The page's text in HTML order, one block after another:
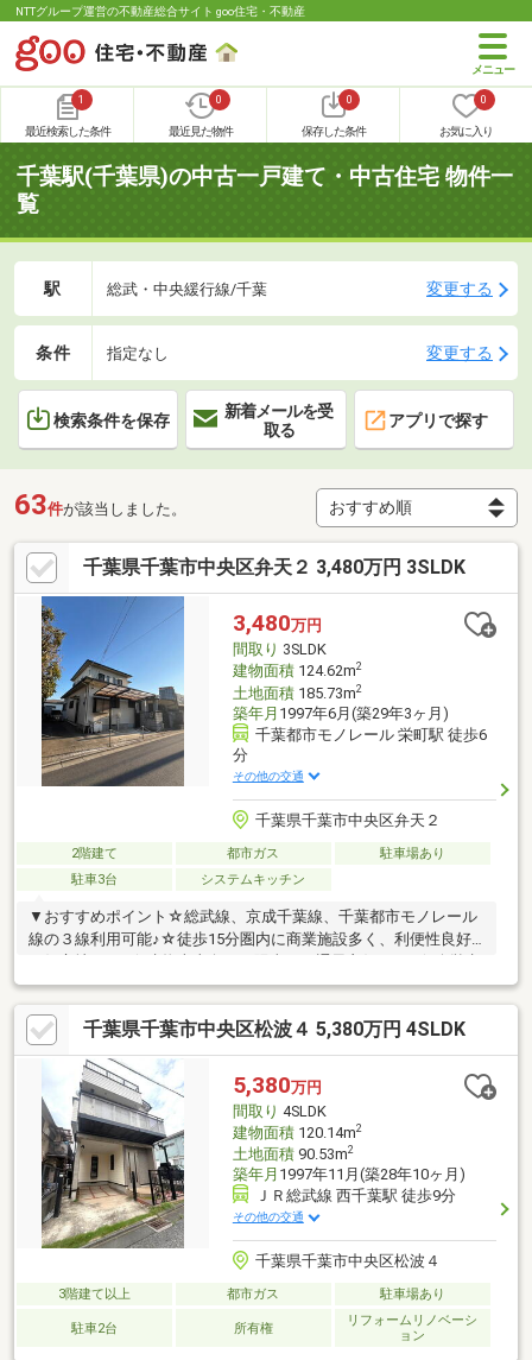
NTTグループ運営の不動産総合サイト goo住宅・不動産
1
最近検索した条件
0
最近見た物件
0
保存した条件
0
お気に入り
千葉駅(千葉県)の中古一戸建て・中古住宅 物件一
覧
駅 総武・中央緩行線/千葉 変更する
条件 指定なし 変更する
検索条件を保存
新着メールを受
取る
アプリで探す
63件が該当しました。
千葉県千葉市中央区弁天２ 3,480万円 3SLDK
3,480万円
間取り 3SLDK
建物面積124.62m2
土地面積185.73m2
築年月 1997年6月(築29年3ヶ月)
千葉都市モノレール 栄町駅 徒歩6
分
その他の交通
千葉県千葉市中央区弁天２
2階建て 都市ガス
駐車場あり
駐車3台
システムキッチン
▼おすすめポイント☆総武線、京成千葉線、千葉都市モノレール
線の３線利用可能♪☆徒歩15分圏内に商業施設多く、利便性良好
道、本下水、都市ガス♪■更新日現在近隣情報177件あり【公開物
件以外に独自情報ルートによる物件情報多数あり】当社は一般不
動産業者と異なる非公開情報も取り扱っています。金融機関、弁
護士、司法書士、所属NPO団体、地元企業等情報提供による任意
売却物件、相続物件、財産管理物件、法人又は法人役員所有物件
などなかなか物件が見つからない方は 関連リンク欄 から「友の
会」」へご登録下さい。
千葉県千葉市中央区松波４ 5,380万円 4SLDK
5,380万円
間取り 4SLDK
建物面積120.14m2
土地面積90.53m2
築年月 1997年11月(築28年10ヶ月)
ＪＲ総武線 西千葉駅 徒歩9分
その他の交通
千葉県千葉市中央区松波４
3階建て以上 都市ガス 駐車場あり
駐車2台 所有権
リフォームリノベーシ
ョン